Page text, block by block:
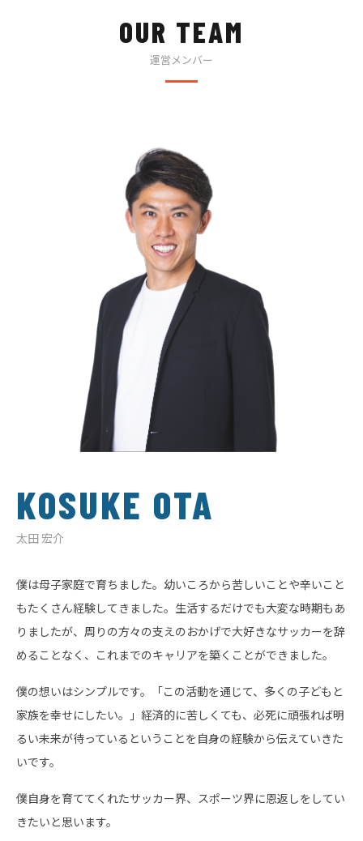
OUR TEAM
運営メンバー
KOSUKE OTA
太田 宏介
僕は母子家庭で育ちました。幼いころから苦しいことや辛いこと
もたくさん経験してきました。生活するだけでも大変な時期もあ
りましたが、周りの方々の支えのおかげで大好きなサッカーを辞
めることなく、これまでのキャリアを築くことができました。
僕の想いはシンプルです。「この活動を通じて、多くの子どもと
家族を幸せにしたい。」経済的に苦しくても、必死に頑張れば明
るい未来が待っているということを自身の経験から伝えていきた
いです。
僕自身を育ててくれたサッカー界、スポーツ界に恩返しをしてい
きたいと思います。